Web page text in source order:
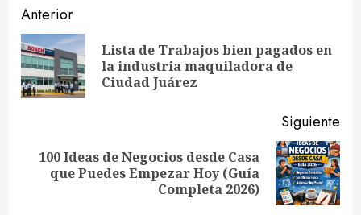
Sigue
leyendo
Anterior
Lista de Trabajos bien pagados en
la industria maquiladora de
Ciudad Juárez
Siguiente
Siguiente
100 Ideas de Negocios desde Casa
que Puedes Empezar Hoy (Guía
Completa 2026)